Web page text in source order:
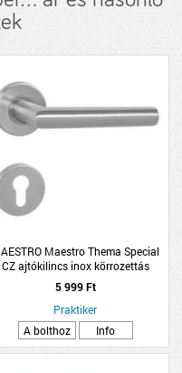
Maestro Thema Special
CZ ajtókilincs inox körrozettás
5 999 Ft
Praktiker
A bolthoz
Info